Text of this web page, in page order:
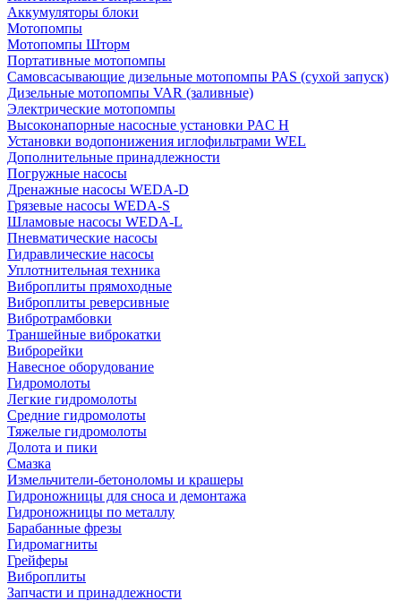
Аккумуляторы блоки
Мотопомпы
Мотопомпы Шторм
Портативные мотопомпы
Самовсасывающие дизельные мотопомпы PAS (сухой запуск)
Дизельные мотопомпы VAR (заливные)
Электрические мотопомпы
Высоконапорные насосные установки PAC H
Установки водопонижения иглофильтрами WEL
Дополнительные принадлежности
Погружные насосы
Дренажные насосы WEDA-D
Грязевые насосы WEDA-S
Шламовые насосы WEDA-L
Пневматические насосы
Гидравлические насосы
Уплотнительная техника
Виброплиты прямоходные
Виброплиты реверсивные
Вибротрамбовки
Траншейные виброкатки
Виброрейки
Навесное оборудование
Гидромолоты
Легкие гидромолоты
Средние гидромолоты
Тяжелые гидромолоты
Долота и пики
Смазка
Измельчители-бетоноломы и крашеры
Гидроножницы для сноса и демонтажа
Гидроножницы по металлу
Барабанные фрезы
Гидромагниты
Грейферы
Виброплиты
Запчасти и принадлежности